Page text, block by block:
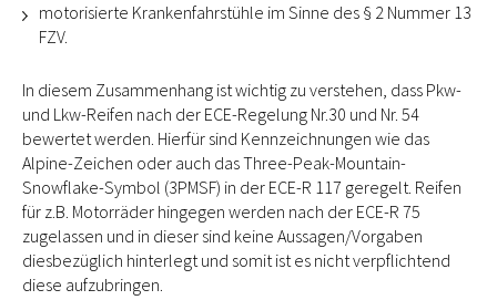
motorisierte Krankenfahrstühle im Sinne des § 2 Nummer 13
FZV.
In diesem Zusammenhang ist wichtig zu verstehen, dass Pkw-
und Lkw-Reifen nach der ECE-Regelung Nr.30 und Nr. 54
bewertet werden. Hierfür sind Kennzeichnungen wie das
Alpine-Zeichen oder auch das Three-Peak-Mountain-
Snowflake-Symbol (3PMSF) in der ECE-R 117 geregelt. Reifen
für z.B. Motorräder hingegen werden nach der ECE-R 75
zugelassen und in dieser sind keine Aussagen/Vorgaben
diesbezüglich hinterlegt und somit ist es nicht verpflichtend
diese aufzubringen.